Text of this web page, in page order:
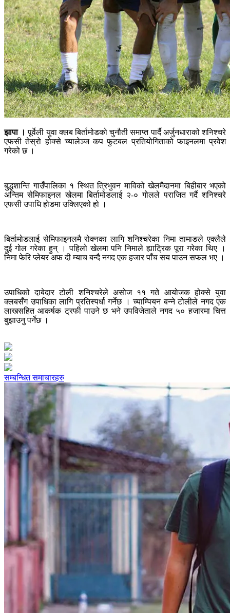
झापा । पूर्वेली युवा क्लब बिर्तामोडको चुनौती समाप्त पार्दै अर्जुनधाराको शनिश्चरे
एफसी तेस्रो होक्से च्यालेञ्ज कप फुटबल प्रतियोगिताको फाइनलमा प्रवेश
गरेको छ ।
बुद्धशान्ति गाउँपालिका १ स्थित त्रिभुवन माविको खेलमैदानमा बिहीबार भएको
अन्तिम सेमिफाइनल खेलमा बिर्तामोडलाई २-० गोलले पराजित गर्दै शनिश्चरे
एफसी उपाधि होडमा उक्लिएको हो ।
बिर्तामोडलाई सेमिफाइनलमै रोक्नका लागि शनिश्चरेका निमा तामाङले एक्लैले
दुई गोल गरेका हुन् । पहिलो खेलमा पनि निमाले ह्याट्रिक पूरा गरेका थिए ।
निमा फेरि प्लेयर अफ दी म्याच बन्दै नगद एक हजार पाँच सय पाउन सफल भए ।
उपाधिको दाबेदार टोली शनिश्चरेले असोज ११ गते आयोजक होक्से युवा
क्लबसँग उपाधिका लागि प्रतिस्पर्धा गर्नेछ । च्याम्पियन बन्ने टोलीले नगद एक
लाखसहित आकर्षक ट्रफी पाउने छ भने उपविजेताले नगद ५० हजारमा चित्त
बुझाउनु पर्नेछ ।
सम्बन्धित समाचारहरु